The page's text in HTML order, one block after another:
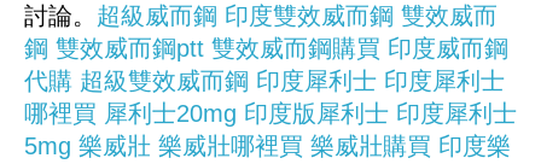
討論。 超級威而鋼 印度雙效威而鋼 雙效威而
鋼 雙效威而鋼ptt 雙效威而鋼購買 印度威而鋼
代購 超級雙效威而鋼 印度犀利士 印度犀利士
哪裡買 犀利士20mg 印度版犀利士 印度犀利士
5mg 樂威壯 樂威壯哪裡買 樂威壯購買 印度樂